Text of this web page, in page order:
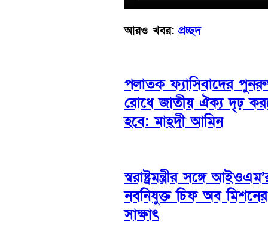
আরও খবর: প্রচ্ছদ
পলাতক ফ্যাসিবাদের
রোধে জাতীয় ঐক্য দৃঢ়
হবে: মাহ্দী আমিন
স্বরাষ্ট্রমন্ত্রীর সঙ্গে
নবনিযুক্ত চিফ অব মিশনের
সাক্ষাৎ